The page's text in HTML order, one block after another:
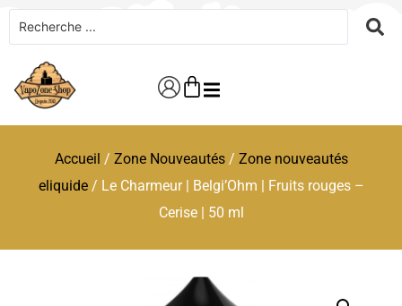
Accueil / Zone Nouveautés/ Zone nouveautés
eliquide/ Le Charmeur | Belgi’Ohm | Fruits rouges –
Cerise | 50 ml